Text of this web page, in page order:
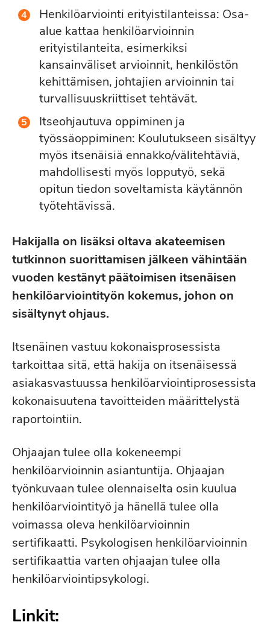
Henkilöarviointi erityistilanteissa: Osa-
alue kattaa henkilöarvioinnin
erityistilanteita, esimerkiksi
kansainväliset arvioinnit, henkilöstön
kehittämisen, johtajien arvioinnin tai
turvallisuuskriittiset tehtävät.
Itseohjautuva oppiminen ja
työssäoppiminen: Koulutukseen sisältyy
myös itsenäisiä ennakko/välitehtäviä,
mahdollisesti myös lopputyö, sekä
opitun tiedon soveltamista käytännön
työtehtävissä.
Hakijalla on lisäksi oltava akateemisen
tutkinnon suorittamisen jälkeen vähintään
vuoden kestänyt päätoimisen itsenäisen
henkilöarviointityön kokemus, johon on
sisältynyt ohjaus.
Itsenäinen vastuu kokonaisprosessista
tarkoittaa sitä, että hakija on itsenäisessä
asiakasvastuussa henkilöarviointiprosessista
kokonaisuutena tavoitteiden määrittelystä
raportointiin.
Ohjaajan tulee olla kokeneempi
henkilöarvioinnin asiantuntija. Ohjaajan
työnkuvaan tulee olennaiselta osin kuulua
henkilöarviointityö ja hänellä tulee olla
voimassa oleva henkilöarvioinnin
sertifikaatti. Psykologisen henkilöarvioinnin
sertifikaattia varten ohjaajan tulee olla
henkilöarviointipsykologi.
Linkit: